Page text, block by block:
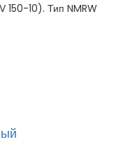
150-10). Тип NMRW